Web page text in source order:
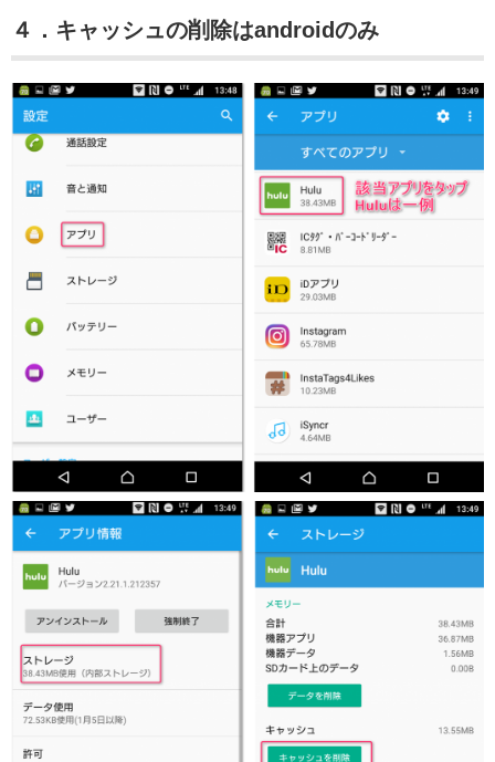
４．キャッシュの削除はandroidのみ